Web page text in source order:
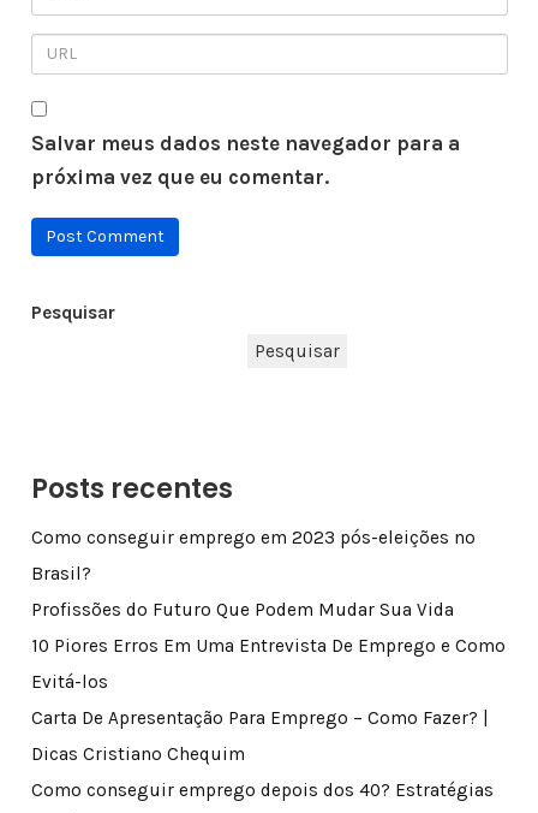
Salvar meus dados neste navegador para a
próxima vez que eu comentar.
Pesquisar
Pesquisar
Posts recentes
Como conseguir emprego em 2023 pós-eleições no
Brasil?
Profissões do Futuro Que Podem Mudar Sua Vida
10 Piores Erros Em Uma Entrevista De Emprego e Como
Evitá-los
Carta De Apresentação Para Emprego – Como Fazer? |
Dicas Cristiano Chequim
Como conseguir emprego depois dos 40? Estratégias